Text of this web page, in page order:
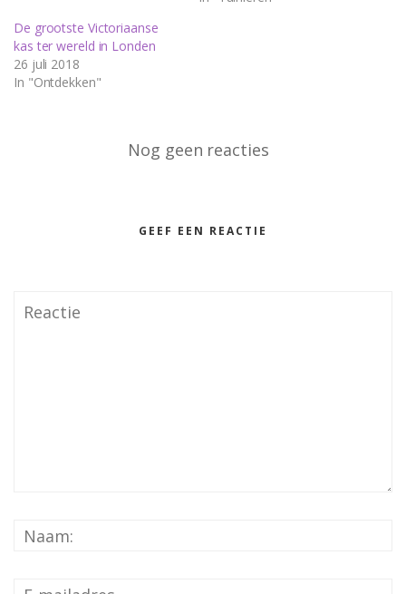
De grootste Victoriaanse
kas ter wereld in Londen
26 juli 2018
In "Ontdekken"
Nog geen reacties
GEEF EEN REACTIE